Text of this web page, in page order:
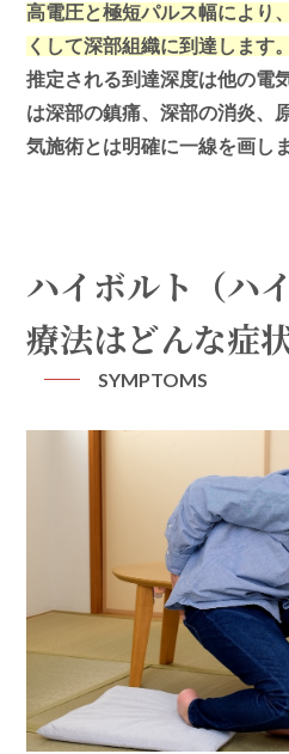
高電圧と極短パルス幅により
くして深部組織に到達します。
推定される到達深度は他の電
は深部の鎮痛、深部の消炎、
気施術とは明確に一線を画し
ハイボルト（ハ
療法はどんな症
SYMPTOMS